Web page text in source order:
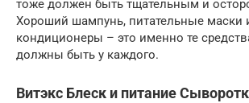
тоже должен быть тщательным и
Хороший шампунь, питательные маски
кондиционеры – это именно те
должны быть у каждого.
Витэкс Блеск и питание